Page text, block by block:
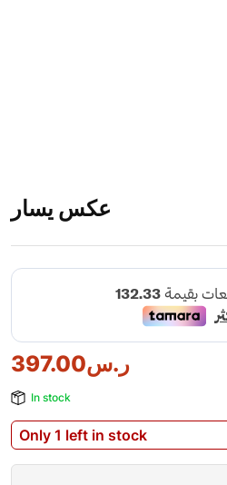
عكس يسار
ر.س397.00
In stock
Only 1 left in stock